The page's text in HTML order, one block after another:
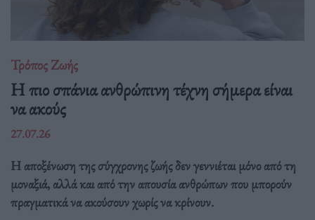
Τρόπος Ζωής
Η πιο σπάνια ανθρώπινη τέχνη σήμερα είναι
να ακούς
27.07.26
Η αποξένωση της σύγχρονης ζωής δεν γεννιέται μόνο από τη
μοναξιά, αλλά και από την απουσία ανθρώπων που μπορούν
πραγματικά να ακούσουν χωρίς να κρίνουν.